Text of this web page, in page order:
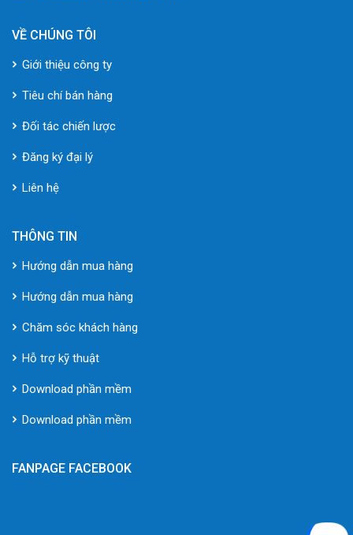
VỀ CHÚNG TÔI
Giới thiệu công ty
Tiêu chí bán hàng
Đối tác chiến lược
Đăng ký đại lý
Liên hệ
THÔNG TIN
Hướng dẫn mua hàng
Hướng dẫn mua hàng
Chăm sóc khách hàng
Hỗ trợ kỹ thuật
Download phần mềm
Download phần mềm
FANPAGE FACEBOOK